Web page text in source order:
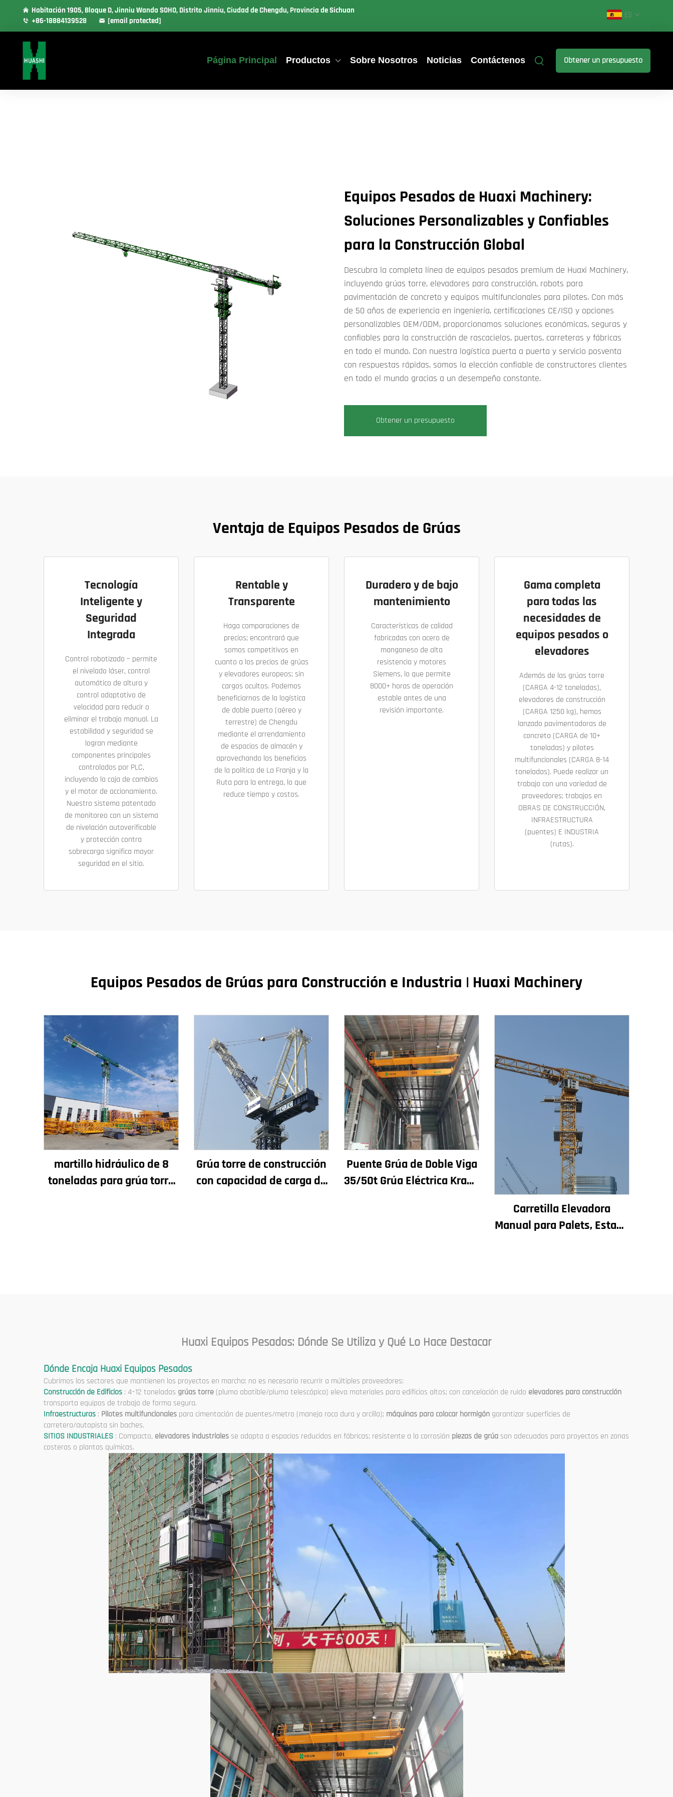
Habitación 1905, Bloque D, Jinniu Wanda SOHO, Distrito Jinniu, Ciudad de Chengdu, Provincia de Sichuan
+86-18884139528
[email protected]
ES
Página Principal Productos Sobre Nosotros Noticias Contáctenos Obtener un presupuesto
Equipos Pesados de Huaxi Machinery:
Soluciones Personalizables y Confiables
para la Construcción Global
Descubra la completa línea de equipos pesados premium de Huaxi Machinery,
incluyendo grúas torre, elevadores para construcción, robots para
pavimentación de concreto y equipos multifuncionales para pilotes. Con más
de 50 años de experiencia en ingeniería, certificaciones CE/ISO y opciones
personalizables OEM/ODM, proporcionamos soluciones económicas, seguras y
confiables para la construcción de rascacielos, puertos, carreteras y fábricas
en todo el mundo. Con nuestra logística puerta a puerta y servicio posventa
con respuestas rápidas, somos la elección confiable de constructores clientes
en todo el mundo gracias a un desempeño constante.
Obtener un presupuesto
Ventaja de Equipos Pesados de Grúas
Tecnología
Inteligente y
Seguridad
Integrada
Control robotizado – permite
el nivelado láser, control
automático de altura y
control adaptativo de
velocidad para reducir o
eliminar el trabajo manual. La
estabilidad y seguridad se
logran mediante
componentes principales
controlados por PLC,
incluyendo la caja de cambios
y el motor de accionamiento.
Nuestro sistema patentado
de monitoreo con un sistema
de nivelación autoverificable
y protección contra
sobrecarga significa mayor
seguridad en el sitio.
Rentable y
Transparente
Haga comparaciones de
precios; encontrará que
somos competitivos en
cuanto a los precios de grúas
y elevadores europeos; sin
cargos ocultos. Podemos
beneficiarnos de la logística
de doble puerto (aéreo y
terrestre) de Chengdu
mediante el arrendamiento
de espacios de almacén y
aprovechando los beneficios
de la política de La Franja y la
Ruta para la entrega, lo que
reduce tiempo y costos.
Duradero y de bajo
mantenimiento
Características de calidad
fabricadas con acero de
manganeso de alta
resistencia y motores
Siemens, lo que permite
8000+ horas de operación
estable antes de una
revisión importante.
Gama completa
para todas las
necesidades de
equipos pesados o
elevadores
Además de las grúas torre
(CARGA 4-12 toneladas),
elevadores de construcción
(CARGA 1250 kg), hemos
lanzado pavimentadoras de
concreto (CARGA de 10+
toneladas) y pilotes
multifuncionales (CARGA 8-14
toneladas). Puede realizar un
trabajo con una variedad de
proveedores; trabajos en
OBRAS DE CONSTRUCCIÓN,
INFRAESTRUCTURA
(puentes) E INDUSTRIA
(rutas).
Equipos Pesados de Grúas para Construcción e Industria | Huaxi Machinery
martillo hidráulico de 8
toneladas para grúa torre
Grúa torre de construcción
con capacidad de carga de
Puente Grúa de Doble Viga
35/50t Grúa Eléctrica Krane
Carretilla Elevadora
Manual para Palets, Estado
Huaxi Equipos Pesados: Dónde Se Utiliza y Qué Lo Hace Destacar
Dónde Encaja Huaxi Equipos Pesados
Cubrimos los sectores que mantienen los proyectos en marcha: no es necesario recurrir a múltiples proveedores:
Construcción de Edificios : 4–12 toneladas grúas torre (pluma abatible/pluma telescópica) eleva materiales para edificios altos; con cancelación de ruido elevadores para construcción
transporta equipos de trabajo de forma segura.
Infraestructuras : Pilotes multifuncionales para cimentación de puentes/metro (maneja roca dura y arcilla); máquinas para colocar hormigón garantizar superficies de
carretera/autopista sin baches.
SITIOS INDUSTRIALES : Compacto, elevadores industriales se adapta a espacios reducidos en fábricas; resistente a la corrosión piezas de grúa son adecuados para proyectos en zonas
costeras o plantas químicas.